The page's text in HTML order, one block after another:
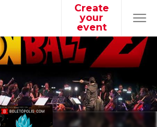
Create
your
event